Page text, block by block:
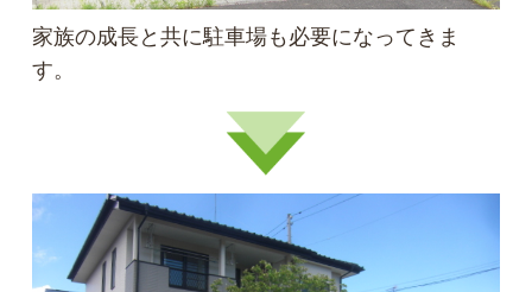
家族の成長と共に駐車場も必要になってきま
す。